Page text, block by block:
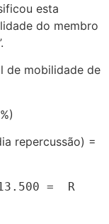
esta
do membro
de mobilidade de
repercussão) =
= R